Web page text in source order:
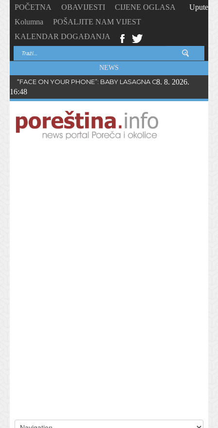
POČETNA OBAVIJESTI
CIJENE OGLASA
Kolumna
POŠALJITE NAM VIJEST
KALENDAR DOGAĐANJA
Upute
NEWS
“FACE ON YOUR PHONE”: BABY LASAGNA OBJAVIO NOVI
8. 8. 2026.
16:48